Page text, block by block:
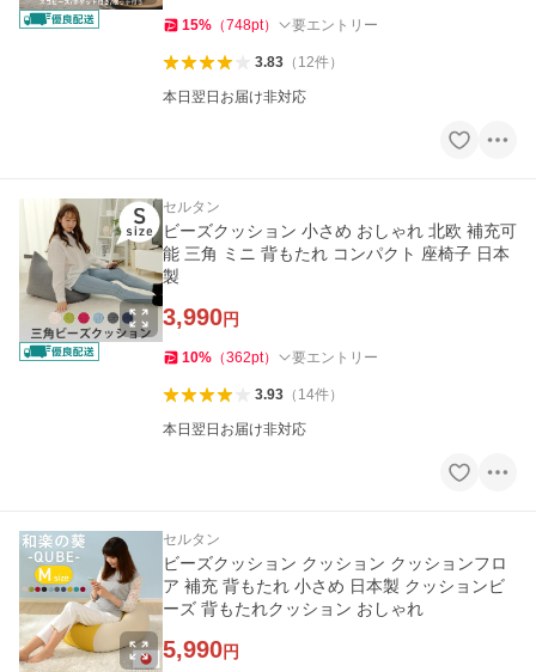
15% （748pt） 要エントリー
3.83（ 12件）
本日翌日お届け非対応
セルタン
ビーズクッション 小さめ おしゃれ 北欧 補充可
能 三角 ミニ 背もたれ コンパクト 座椅子 日本
製
3,990円
10% （362pt） 要エントリー
3.93（ 14件）
本日翌日お届け非対応
セルタン
ビーズクッション クッション クッションフロ
ア 補充 背もたれ 小さめ 日本製 クッションビ
ーズ 背もたれクッション おしゃれ
5,990円